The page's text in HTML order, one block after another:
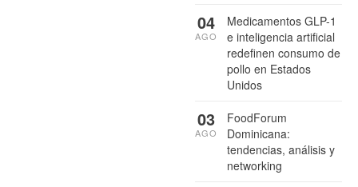
Medicamentos GLP-1
e inteligencia artificial
redefinen consumo de
pollo en Estados
Unidos
04
AGO
FoodForum
Dominicana:
tendencias, análisis y
networking
03
AGO